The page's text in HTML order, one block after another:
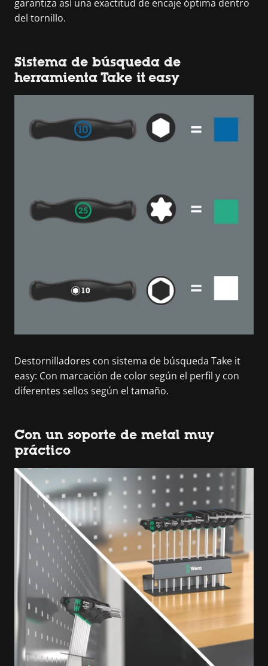
garantiza así una exactitud de encaje óptima dentro
del tornillo.
Sistema de búsqueda de
herramienta Take it easy
Destornilladores con sistema de búsqueda Take it
easy: Con marcación de color según el perfil y con
diferentes sellos según el tamaño.
Con un soporte de metal muy
práctico